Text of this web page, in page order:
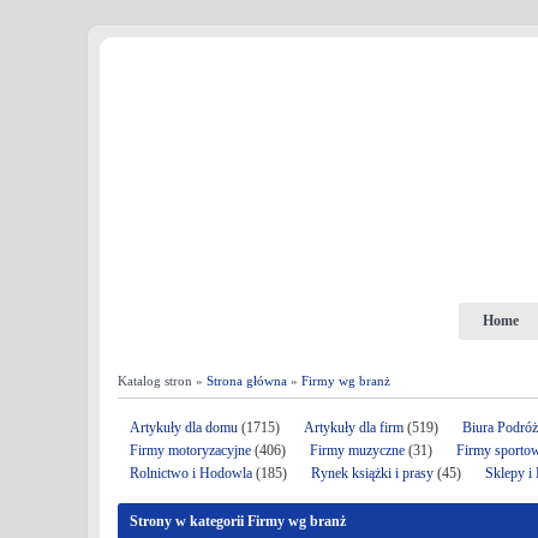
Home
Katalog stron » Strona główna » Firmy wg branż
Artykuły dla domu (1715) Artykuły dla firm (519)
Biura
Firmy motoryzacyjne (406) Firmy muzyczne (31)
Firmy
Rolnictwo i Hodowla (185) Rynek książki i prasy (45) Sklepy i
Strony w kategorii Firmy wg branż